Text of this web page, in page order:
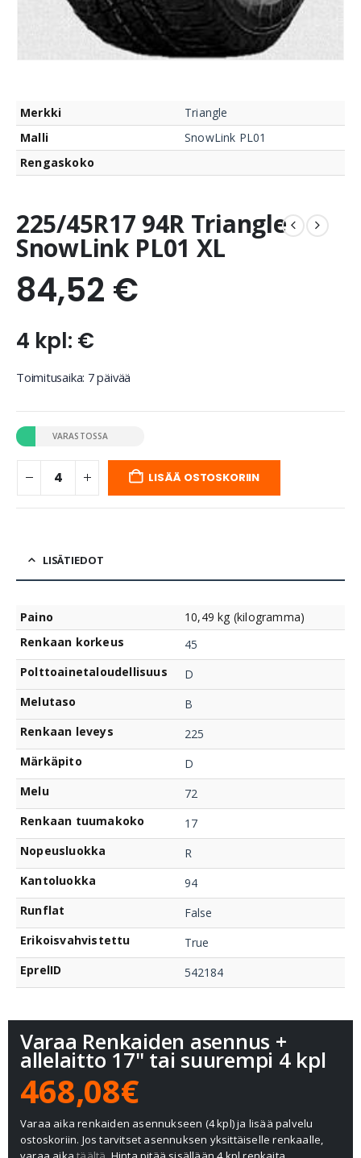
Merkki
Triangle
Malli
SnowLink PL01
Rengaskoko
225/45R17 94R Triangle
SnowLink PL01 XL
84,52 €
4 kpl: €
Toimitusaika: 7 päivää
VARASTOSSA
LISÄÄ OSTOSKORIIN
LISÄTIEDOT
Paino
10,49 kg (kilogramma)
Renkaan korkeus
45
Polttoainetaloudellisuus
D
Melutaso
B
Renkaan leveys
225
Märkäpito
D
Melu
72
Renkaan tuumakoko
17
Nopeusluokka
R
Kantoluokka
94
Runflat
False
Erikoisvahvistettu
True
EprelID
542184
Varaa Renkaiden asennus +
allelaitto 17" tai suurempi 4 kpl
468,08€
Varaa aika renkaiden asennukseen (4 kpl) ja lisää palvelu
ostoskoriin. Jos tarvitset asennuksen yksittäiselle renkaalle,